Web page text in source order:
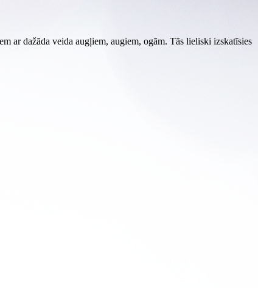
ar dažāda veida augļiem, augiem, ogām. Tās lieliski izskatīsies